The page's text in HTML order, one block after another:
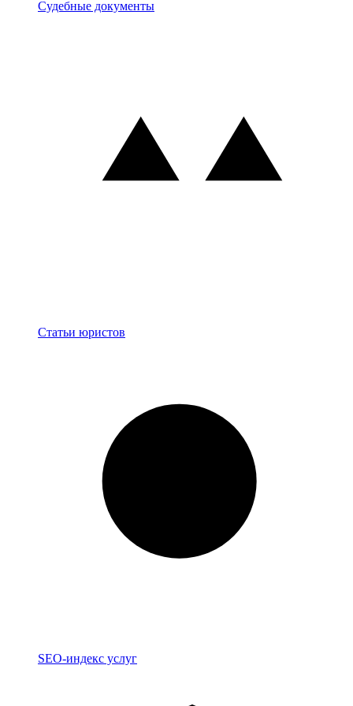
Документы
Судебные документы
Блог
Статьи юристов
Индекс
SEO-индекс услуг